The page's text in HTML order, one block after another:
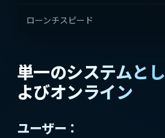
ローンチスピード
単一のシステムと
よびオンライン
ユーザー：